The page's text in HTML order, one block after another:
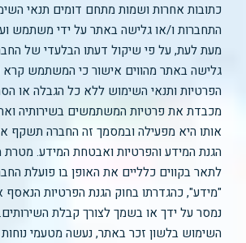
כתובות אחרות ושמות מתחם דומים תנאי
התחברות ו/או גלישה באתר על ידי משתמש
מעת לעת, על פי שיקול דעתו הבלעדי של
גלישה באתר מהווים אישור כי המשתמש קרא
הפרטיות ותנאי השימוש ללא כל הגבלה או
מכבדת את פרטיות המשתמשים בשירותיה
אותו היא מפעילה ובמסמך זה החברה תשקף
הגנת המידע והפרטיות ואבטחת המידע. מטרת
לתאר בקווים כלליים את האופן בו פועלת
"מידע", כהגדרתו בחוק הגנת הפרטיות הנאסף
נמסר על ידך או בשמך לצורך קבלת
השימוש בלשון זכר באתר, נעשה מטעמי נוחות